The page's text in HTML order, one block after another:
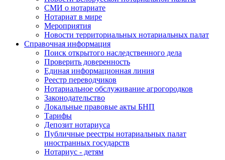
СМИ о нотариате
Нотариат в мире
Мероприятия
Новости территориальных нотариальных палат
Справочная информация
Поиск открытого наследственного дела
Проверить доверенность
Единая информационная линия
Реестр переводчиков
Нотариальное обслуживание агрогородков
Законодательство
Локальные правовые акты БНП
Тарифы
Депозит нотариуса
Публичные реестры нотариальных палат
иностранных государств
Нотариус - детям